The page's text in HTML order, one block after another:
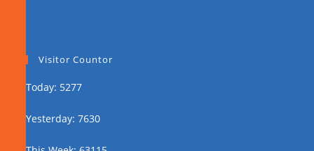
Visitor Countor
Today: 5277
Yesterday: 7630